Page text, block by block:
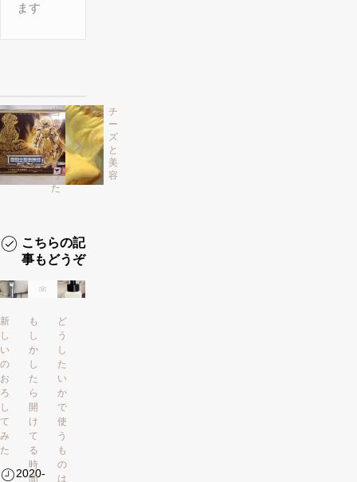
ます
チ
ー
ズ
と
美
容
当
選
し
ち
ゃ
っ
た
こちらの記
事もどうぞ
新
し
い
の
お
ろ
し
て
み
た
2020-
も
し
か
し
た
ら
開
け
て
る
時
間
ど
う
し
た
い
か
で
使
う
も
の
は